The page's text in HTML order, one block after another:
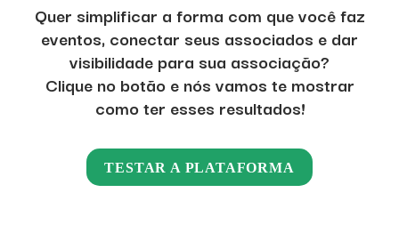
Quer simplificar a forma com que você faz
eventos, conectar seus associados e dar
visibilidade para sua associação?
Clique no botão e nós vamos te mostrar
como ter esses resultados!
TESTAR A PLATAFORMA